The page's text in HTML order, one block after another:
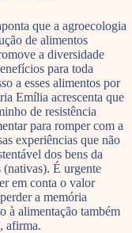
que a agroecologia
de alimentos
a diversidade
para toda
a esses alimentos por
Emília acrescenta que
de resistência
para romper com a
experiências que não
dos bens da
(nativas). É urgente
em conta o valor
a memória
à alimentação também
afirma.